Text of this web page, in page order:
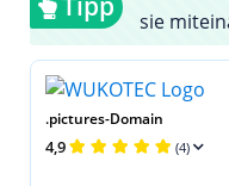
sie
.pictures-Domain
4,9 (4)